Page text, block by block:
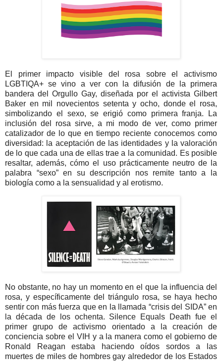
El primer impacto visible del rosa sobre el activismo
LGBTIQA+ se vino a ver con la difusión de la primera
bandera del Orgullo Gay, diseñada por el activista Gilbert
Baker en mil novecientos setenta y ocho, donde el rosa,
simbolizando el sexo, se erigió como primera franja. La
inclusión del rosa sirve, a mi modo de ver, como primer
catalizador de lo que en tiempo reciente conocemos como
diversidad: la aceptación de las identidades y la valoración
de lo que cada una de ellas trae a la comunidad. Es posible
resaltar, además, cómo el uso prácticamente neutro de la
palabra “sexo” en su descripción nos remite tanto a la
biología como a la sensualidad y al erotismo.
No obstante, no hay un momento en el que la influencia del
rosa, y específicamente del triángulo rosa, se haya hecho
sentir con más fuerza que en la llamada “crisis del SIDA” en
la década de los ochenta. Silence Equals Death fue el
primer grupo de activismo orientado a la creación de
conciencia sobre el VIH y a la manera como el gobierno de
Ronald Reagan estaba haciendo oídos sordos a las
muertes de miles de hombres gay alrededor de los Estados